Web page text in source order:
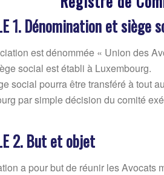
1. Dénomination et siège
est dénommée « Union des
social est établi à Luxembourg.
social pourra être transféré à tout
par simple décision du comité
2. But et objet
a pour but de réunir les Avocats